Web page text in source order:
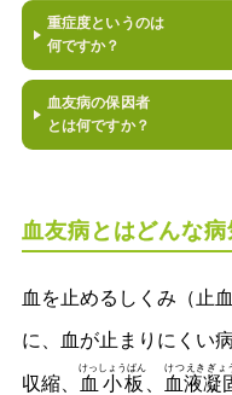
日常生活における注意
サポート制度
季刊誌「Cross Heart」
重症度というのは
何ですか？
血友病の保因者
とは何ですか？
血友病とはどんな病
血を止めるしくみ（止血
に、血が止まりにくい
収縮、 血小板
けっしょうばん
血液凝
けつえきぎょ